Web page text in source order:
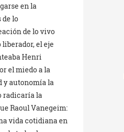
en la
de lo
de lo vivo
el eje
Henri
el miedo a la
y autonomía la
radicaría la
Raoul Vanegeim:
vida cotidiana en